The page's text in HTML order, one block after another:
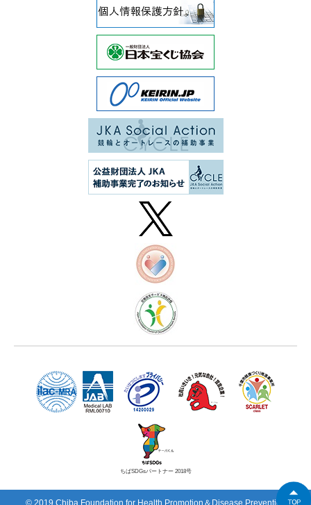
ちばSDGsパートナー 2018号
© 2019 Chiba Foundation for Health Promotion＆Disease Prevention